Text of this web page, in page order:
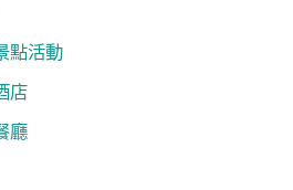
點活動
店
廳